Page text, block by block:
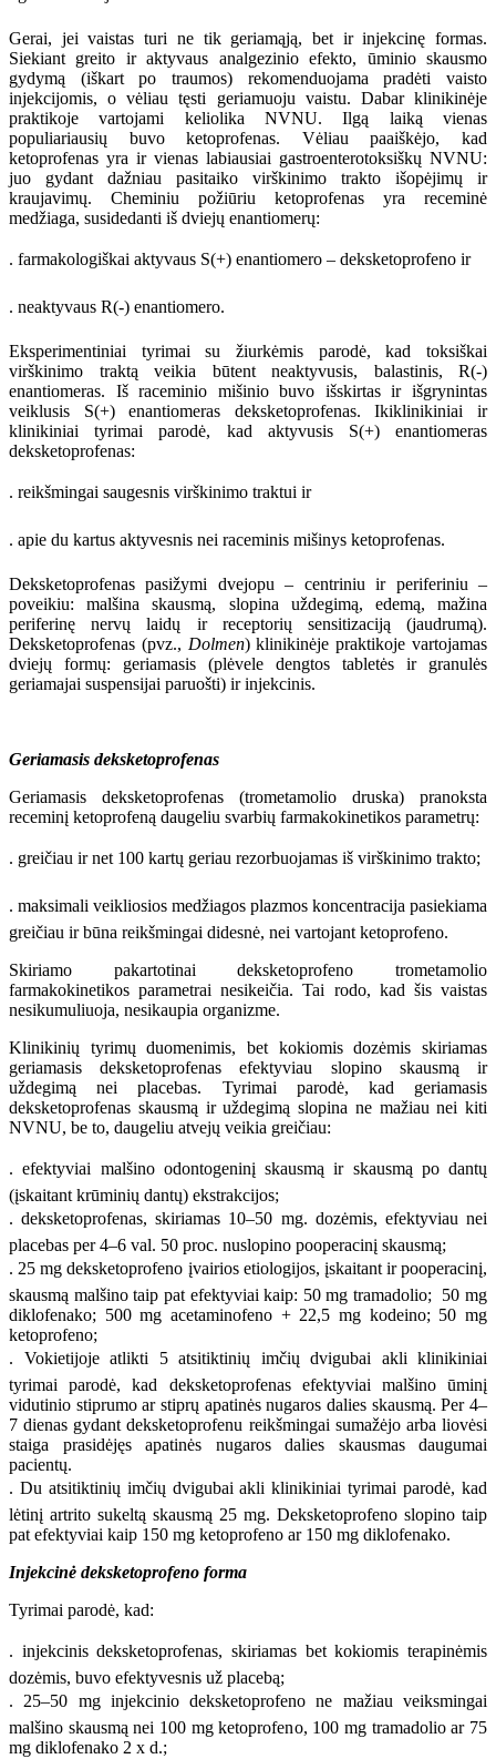
Gerai, jei vaistas turi ne tik geriamąją, bet ir injekcinę formas.
Siekiant greito ir aktyvaus analgezinio efekto, ūminio skausmo
gydymą (iškart po traumos) rekomenduojama pradėti vaisto
injekcijomis, o vėliau tęsti geriamuoju vaistu. Dabar klinikinėje
praktikoje vartojami keliolika NVNU. Ilgą laiką vienas
populiariausių buvo ketoprofenas. Vėliau paaiškėjo, kad
ketoprofenas yra ir vienas labiausiai gastroenterotoksiškų NVNU:
juo gydant dažniau pasitaiko virškinimo trakto išopėjimų ir
kraujavimų. Cheminiu požiūriu ketoprofenas yra receminė
medžiaga, susidedanti iš dviejų enantiomerų:
. farmakologiškai aktyvaus S(+) enantiomero – deksketoprofeno ir
. neaktyvaus R(-) enantiomero.
Eksperimentiniai tyrimai su žiurkėmis parodė, kad toksiškai
virškinimo traktą veikia būtent neaktyvusis, balastinis, R(-)
enantiomeras. Iš raceminio mišinio buvo išskirtas ir išgrynintas
veiklusis S(+) enantiomeras deksketoprofenas. Ikiklinikiniai ir
klinikiniai tyrimai parodė, kad aktyvusis S(+) enantiomeras
deksketoprofenas:
. reikšmingai saugesnis virškinimo traktui ir
. apie du kartus aktyvesnis nei raceminis mišinys ketoprofenas.
Deksketoprofenas pasižymi dvejopu – centriniu ir periferiniu –
poveikiu: malšina skausmą, slopina uždegimą, edemą, mažina
periferinę nervų laidų ir receptorių sensitizaciją (jaudrumą).
Deksketoprofenas (pvz., Dolmen) klinikinėje praktikoje vartojamas
dviejų formų: geriamasis (plėvele dengtos tabletės ir granulės
geriamajai suspensijai paruošti) ir injekcinis.
Geriamasis deksketoprofenas
Geriamasis deksketoprofenas (trometamolio druska) pranoksta
receminį ketoprofeną daugeliu svarbių farmakokinetikos parametrų:
. greičiau ir net 100 kartų geriau rezorbuojamas iš virškinimo trakto;
. maksimali veikliosios medžiagos plazmos koncentracija pasiekiama
greičiau ir būna reikšmingai didesnė, nei vartojant ketoprofeno.
Skiriamo pakartotinai deksketoprofeno trometamolio
farmakokinetikos parametrai nesikeičia. Tai rodo, kad šis vaistas
nesikumuliuoja, nesikaupia organizme.
Klinikinių tyrimų duomenimis, bet kokiomis dozėmis skiriamas
geriamasis deksketoprofenas efektyviau slopino skausmą ir
uždegimą nei placebas. Tyrimai parodė, kad geriamasis
deksketoprofenas skausmą ir uždegimą slopina ne mažiau nei kiti
NVNU, be to, daugeliu atvejų veikia greičiau:
. efektyviai malšino odontogeninį skausmą ir skausmą po dantų
(įskaitant krūminių dantų) ekstrakcijos;
. deksketoprofenas, skiriamas 10–50 mg. dozėmis, efektyviau nei
placebas per 4–6 val. 50 proc. nuslopino pooperacinį skausmą;
. 25 mg deksketoprofeno įvairios etiologijos, įskaitant ir pooperacinį,
skausmą malšino taip pat efektyviai kaip: 50 mg tramadolio; 50 mg
diklofenako; 500 mg acetaminofeno + 22,5 mg kodeino; 50 mg
ketoprofeno;
. Vokietijoje atlikti 5 atsitiktinių imčių dvigubai akli klinikiniai
tyrimai parodė, kad deksketoprofenas efektyviai malšino ūminį
vidutinio stiprumo ar stiprų apatinės nugaros dalies skausmą. Per 4–
7 dienas gydant deksketoprofenu reikšmingai sumažėjo arba liovėsi
staiga prasidėjęs apatinės nugaros dalies skausmas daugumai
pacientų.
. Du atsitiktinių imčių dvigubai akli klinikiniai tyrimai parodė, kad
lėtinį artrito sukeltą skausmą 25 mg. Deksketoprofeno slopino taip
pat efektyviai kaip 150 mg ketoprofeno ar 150 mg diklofenako.
Injekcinė deksketoprofeno forma
Tyrimai parodė, kad:
. injekcinis deksketoprofenas, skiriamas bet kokiomis terapinėmis
dozėmis, buvo efektyvesnis už placebą;
. 25–50 mg injekcinio deksketoprofeno ne mažiau veiksmingai
malšino skausmą nei 100 mg ketoprofeno, 100 mg tramadolio ar 75
mg diklofenako 2 x d.;